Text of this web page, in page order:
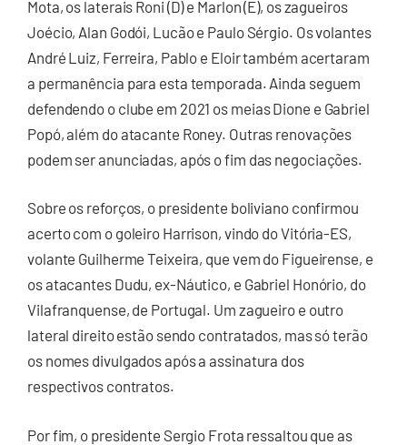
Mota, os laterais Roni (D) e Marlon (E), os zagueiros
Joécio, Alan Godói, Lucão e Paulo Sérgio. Os volantes
André Luiz, Ferreira, Pablo e Eloir também acertaram
a permanência para esta temporada. Ainda seguem
defendendo o clube em 2021 os meias Dione e Gabriel
Popó, além do atacante Roney. Outras renovações
podem ser anunciadas, após o fim das negociações.
Sobre os reforços, o presidente boliviano confirmou
acerto com o goleiro Harrison, vindo do Vitória-ES,
volante Guilherme Teixeira, que vem do Figueirense, e
os atacantes Dudu, ex-Náutico, e Gabriel Honório, do
Vilafranquense, de Portugal. Um zagueiro e outro
lateral direito estão sendo contratados, mas só terão
os nomes divulgados após a assinatura dos
respectivos contratos.
Por fim, o presidente Sergio Frota ressaltou que as